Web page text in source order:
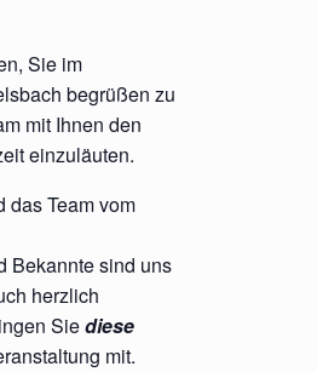
Sie im
begrüßen zu
mit Ihnen den
einzuläuten.
das Team vom
Bekannte sind uns
herzlich
Siediese
mit.